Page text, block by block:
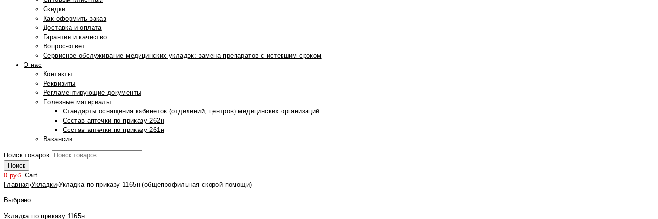
Скидки
Как оформить заказ
Доставка и оплата
Гарантии и качество
Вопрос-ответ
Сервисное обслуживание медицинских укладок: замена препаратов с истекшим сроком
О нас
Контакты
Реквизиты
Регламентирующие документы
Полезные материалы
Стандарты оснащения кабинетов (отделений, центров) медицинских организаций
Состав аптечки по приказу 262н
Состав аптечки по приказу 261н
Вакансии
Поиск товаров
Поиск
0 руб. Cart
Главная›Укладки›Укладка по приказу 1165н (общепрофильная скорой помощи)
Выбрано:
Укладка по приказу 1165н…